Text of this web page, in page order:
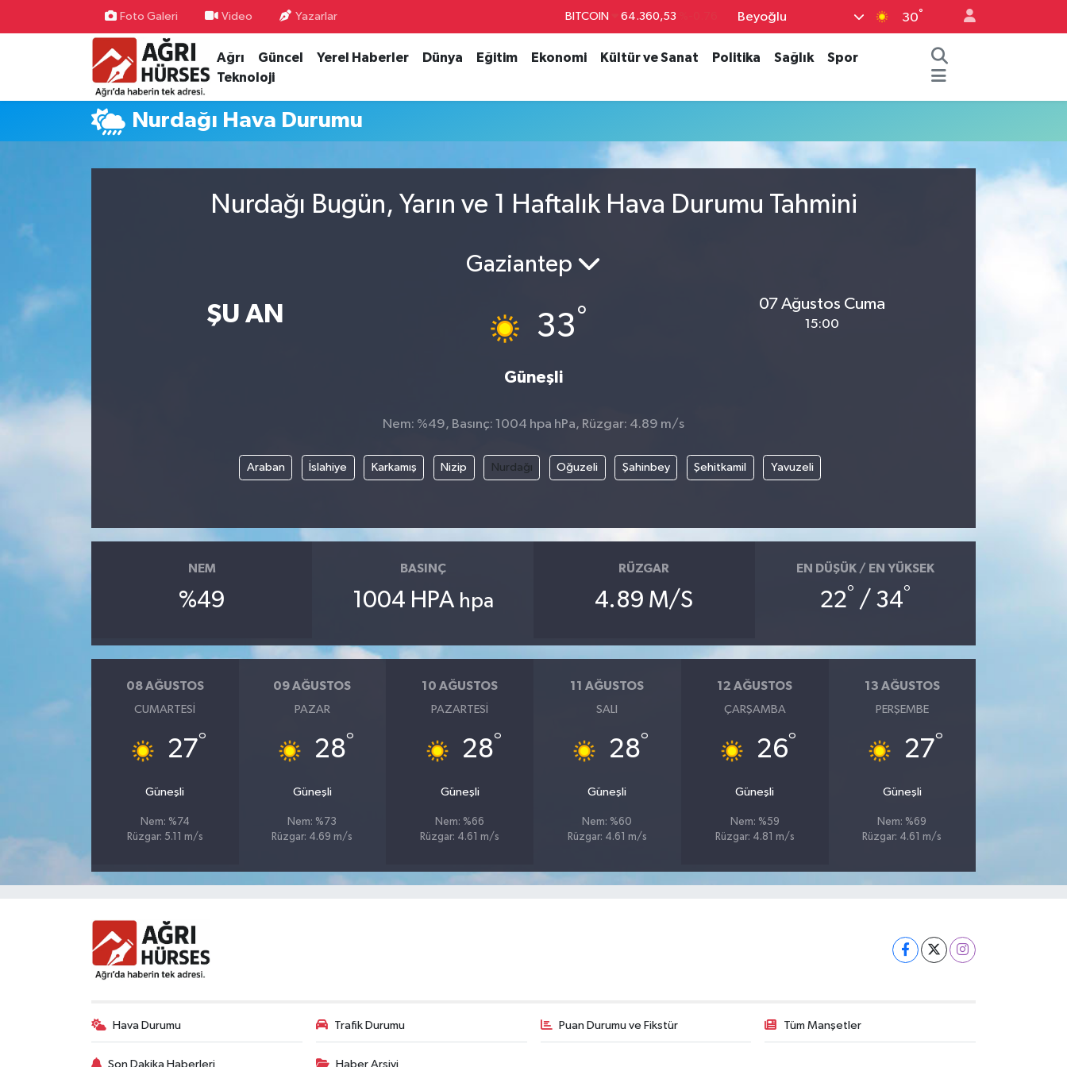
Foto Galeri Video Yazarlar BITCOIN 64.360,53
STERLİN 64,1897 %0.02
13.887
Beyoğlu 30°
Ağrı Güncel Yerel Haberler Dünya Eğitim Ekonomi Kültür ve Sanat Politika Sağlık
Spor
Teknoloji
Nurdağı Hava Durumu
Nurdağı Bugün, Yarın ve 1 Haftalık Hava Durumu Tahmini
ŞU AN
Gaziantep
33°
Güneşli
07 Ağustos Cuma
15:00
Nem: %49, Basınç: 1004 hpa hPa, Rüzgar: 4.89 m/s
Araban İslahiye Karkamış Nizip Nurdağı Oğuzeli Şahinbey Şehitkamil Yavuzeli
NEM
%49
BASINÇ
1004 HPA hpa
RÜZGAR
4.89 M/S
EN DÜŞÜK / EN YÜKSEK
22° / 34°
08 AĞUSTOS
CUMARTESI
27°
Güneşli
Nem: %74
Rüzgar: 5.11 m/s
09 AĞUSTOS
PAZAR
28°
Güneşli
Nem: %73
Rüzgar: 4.69 m/s
10 AĞUSTOS
PAZARTESI
28°
Güneşli
Nem: %66
Rüzgar: 4.61 m/s
11 AĞUSTOS
SALI
28°
Güneşli
Nem: %60
Rüzgar: 4.61 m/s
12 AĞUSTOS
ÇARŞAMBA
26°
Güneşli
Nem: %59
Rüzgar: 4.81 m/s
13 AĞUSTOS
PERŞEMBE
27°
Güneşli
Nem: %69
Rüzgar: 4.61 m/s
Hava Durumu Trafik Durumu Puan Durumu ve Fikstür Tüm Manşetler
Son Dakika Haberleri Haber Arşivi
Hava Durumu
Trafik Durumu
Süper Lig Puan Durumu ve Fikstür